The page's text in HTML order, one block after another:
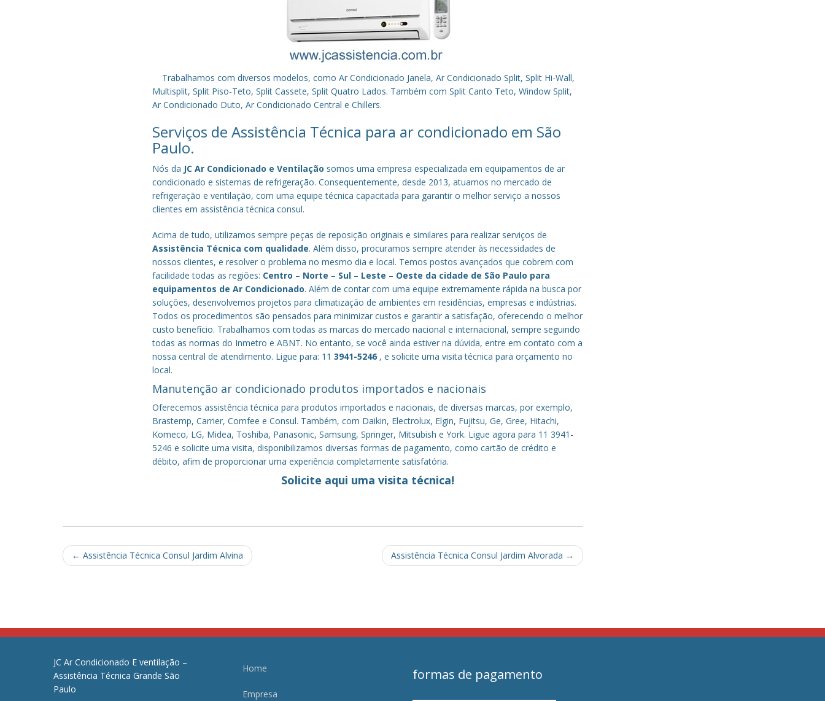
Trabalhamos com diversos modelos, como Ar Condicionado Janela, Ar Condicionado Split, Split Hi-Wall,
Multisplit, Split Piso-Teto, Split Cassete, Split Quatro Lados. Também com Split Canto Teto, Window Split,
Ar Condicionado Duto, Ar Condicionado Central e Chillers.
Serviços de Assistência Técnica para ar condicionado em São
Paulo.
Nós da JC Ar Condicionado e Ventilação somos uma empresa especializada em equipamentos de ar
condicionado e sistemas de refrigeração. Consequentemente, desde 2013, atuamos no mercado de
refrigeração e ventilação, com uma equipe técnica capacitada para garantir o melhor serviço a nossos
clientes em assistência técnica consul.
Acima de tudo, utilizamos sempre peças de reposição originais e similares para realizar serviços de
Assistência Técnica com qualidade. Além disso, procuramos sempre atender às necessidades de
nossos clientes, e resolver o problema no mesmo dia e local. Temos postos avançados que cobrem com
facilidade todas as regiões: Centro – Norte – Sul – Leste – Oeste da cidade de São Paulo para
equipamentos de Ar Condicionado. Além de contar com uma equipe extremamente rápida na busca por
soluções, desenvolvemos projetos para climatização de ambientes em residências, empresas e indústrias.
Todos os procedimentos são pensados para minimizar custos e garantir a satisfação, oferecendo o melhor
custo benefício. Trabalhamos com todas as marcas do mercado nacional e internacional, sempre seguindo
todas as normas do Inmetro e ABNT. No entanto, se você ainda estiver na dúvida, entre em contato com a
nossa central de atendimento. Ligue para: 113941-5246 , e solicite uma visita técnica para orçamento no
local.
Manutenção ar condicionado produtos importados e nacionais
Oferecemos assistência técnica para produtos importados e nacionais, de diversas marcas, por exemplo,
Brastemp, Carrier, Comfee e Consul. Também, com Daikin, Electrolux, Elgin, Fujitsu, Ge, Gree, Hitachi,
Komeco, LG, Midea, Toshiba, Panasonic, Samsung, Springer, Mitsubish e York. Ligue agora para 11 3941-
5246 e solicite uma visita, disponibilizamos diversas formas de pagamento, como cartão de crédito e
débito, afim de proporcionar uma experiência completamente satisfatória.
Solicite aqui uma visita técnica!
Post
← Assistência Técnica Consul Jardim Alvina Assistência Técnica Consul Jardim Alvorada →
JC Ar Condicionado E ventilação –
Assistência Técnica Grande São
Paulo
Home
Empresa
formas de pagamento